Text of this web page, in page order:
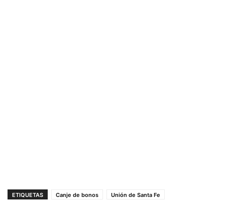
ETIQUETAS Canje de bonos Unión de Santa Fe